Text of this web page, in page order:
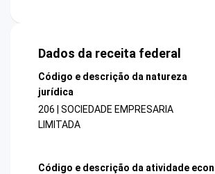
Dados da receita federal
Código e descrição da natureza
jurídica
206 | SOCIEDADE EMPRESARIA
LIMITADA
Código e descrição da atividade